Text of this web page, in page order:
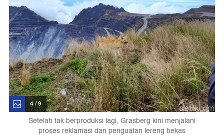
4 / 9
Setelah tak berproduksi lagi, Grasberg kini menjalani
proses reklamasi dan penguatan lereng bekas